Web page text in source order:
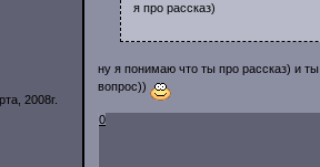
2008г.
я про рассказ)
ну я понимаю что ты про рассказ) и
вопрос))
0